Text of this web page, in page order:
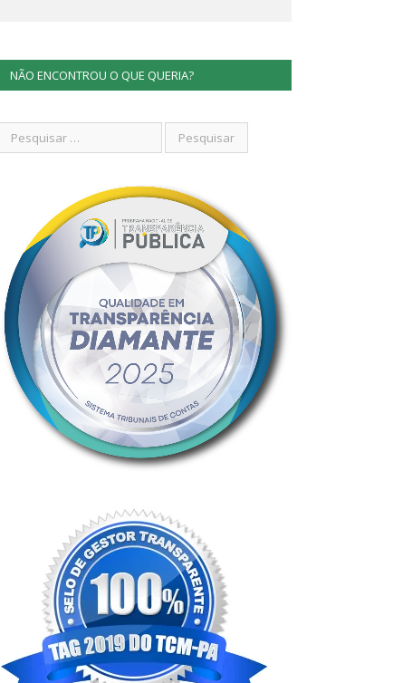
NÃO ENCONTROU O QUE QUERIA?